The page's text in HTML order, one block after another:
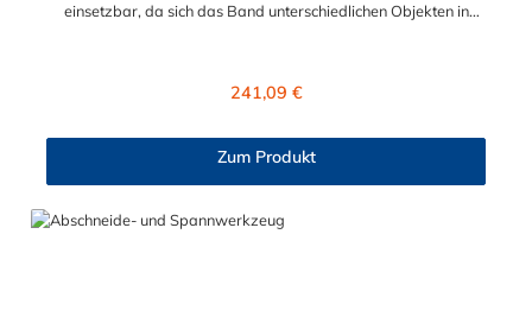
einsetzbar, da sich das Band unterschiedlichen Objekten in
Eine fachgerechte Montage ist nur mit dem Spann- und
oder NB-H in 19 mm Bandbreite möglich!
Regulärer Preis:
241,09 €
Zum Produkt